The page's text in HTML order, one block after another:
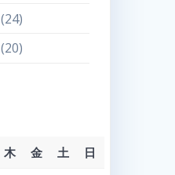
(24)
(20)
木 金 土 日